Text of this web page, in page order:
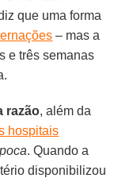
que uma forma
– mas a
e três semanas
razão, além da
hospitais
. Quando a
disponibilizou